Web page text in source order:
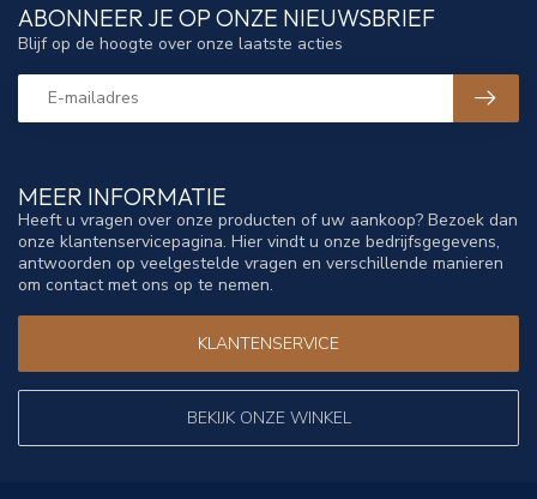
MEER INFORMATIE
Heeft u vragen over onze producten of uw aankoop? Bezoek dan
onze klantenservicepagina. Hier vindt u onze bedrijfsgegevens,
antwoorden op veelgestelde vragen en verschillende manieren
om contact met ons op te nemen.
KLANTENSERVICE
BEKIJK ONZE WINKEL
ABONNEER JE OP ONZE NIEUWSBRIEF
Blijf op de hoogte over onze laatste acties